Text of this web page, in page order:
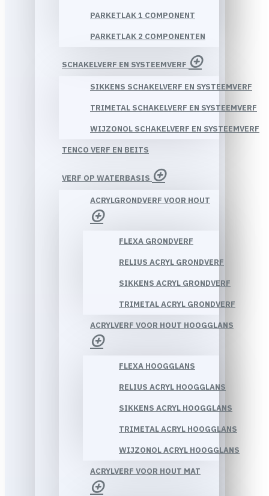
PARKETLAK 1 COMPONENT
PARKETLAK 2 COMPONENTEN
SCHAKELVERF EN SYSTEEMVERF
SIKKENS SCHAKELVERF EN SYSTEEMVERF
TRIMETAL SCHAKELVERF EN SYSTEEMVERF
WIJZONOL SCHAKELVERF EN SYSTEEMVERF
TENCO VERF EN BEITS
VERF OP WATERBASIS
ACRYLGRONDVERF VOOR HOUT
FLEXA GRONDVERF
RELIUS ACRYL GRONDVERF
SIKKENS ACRYL GRONDVERF
TRIMETAL ACRYL GRONDVERF
ACRYLVERF VOOR HOUT HOOGGLANS
FLEXA HOOGGLANS
RELIUS ACRYL HOOGGLANS
SIKKENS ACRYL HOOGGLANS
TRIMETAL ACRYL HOOGGLANS
WIJZONOL ACRYL HOOGGLANS
ACRYLVERF VOOR HOUT MAT